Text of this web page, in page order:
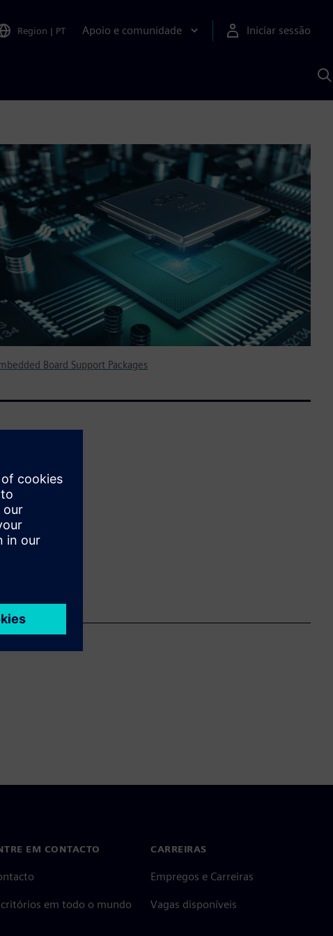
Region | PT Apoio e comunidade Iniciar sessão
Board Support Packages
EM CONTACTO
em todo o mundo
CARREIRAS
Empregos e Carreiras
Vagas disponíveis